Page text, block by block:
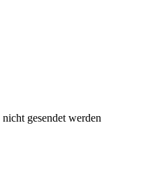
gesendet werden